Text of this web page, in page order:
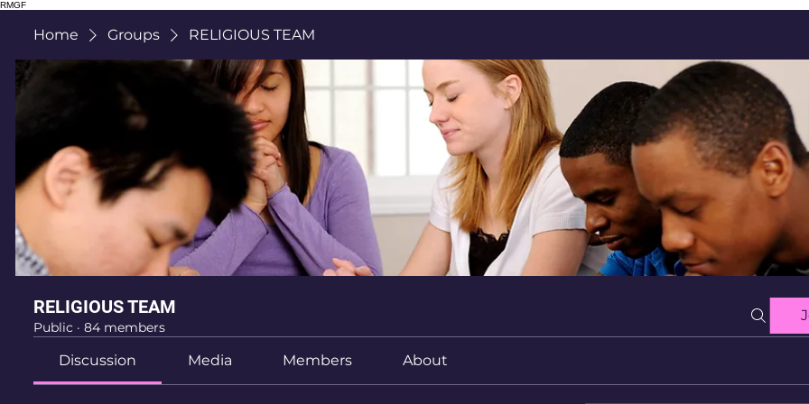
RMGF
Home Groups RELIGIOUS TEAM
RELIGIOUS TEAM
Public · 84 members
Discussion Media Members About